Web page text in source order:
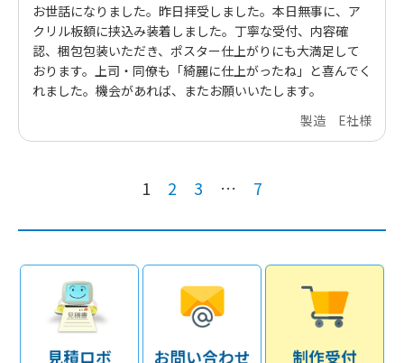
お世話になりました。昨日拝受しました。本日無事に、ア
クリル板額に挟込み装着しました。丁寧な受付、内容確
認、梱包包装いただき、ポスター仕上がりにも大満足して
おります。上司・同僚も「綺麗に仕上がったね」と喜んでく
れました。機会があれば、またお願いいたします。
製造 E社様
1 2 3 … 7